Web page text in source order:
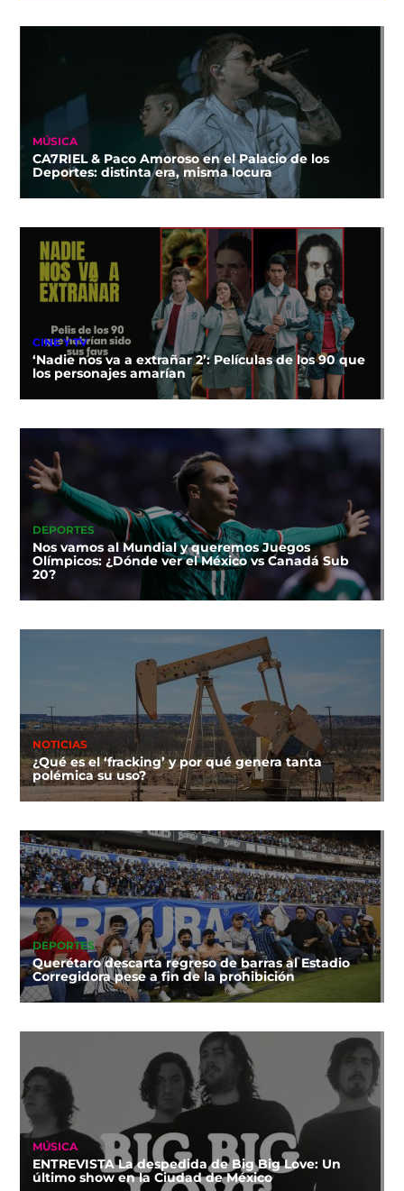
MÚSICA
CA7RIEL & Paco Amoroso en el Palacio de los
Deportes: distinta era, misma locura
CINE Y TV
‘Nadie nos va a extrañar 2’: Películas de los 90 que
los personajes amarían
DEPORTES
Nos vamos al Mundial y queremos Juegos
Olímpicos: ¿Dónde ver el México vs Canadá Sub
20?
NOTICIAS
¿Qué es el ‘fracking’ y por qué genera tanta
polémica su uso?
DEPORTES
Querétaro descarta regreso de barras al Estadio
Corregidora pese a fin de la prohibición
MÚSICA
ENTREVISTA La despedida de Big Big Love: Un
último show en la Ciudad de México